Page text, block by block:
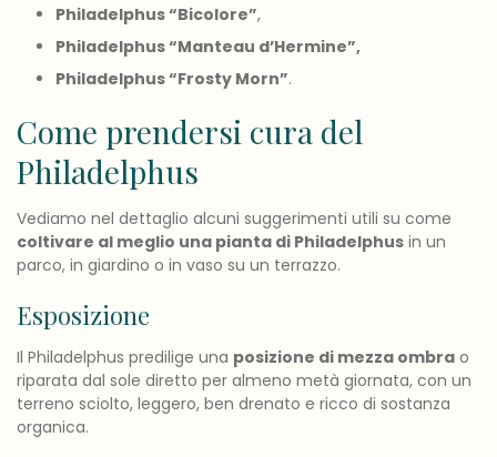
Philadelphus “Bicolore”,
Philadelphus“Manteau d’Hermine”,
Philadelphus“Frosty Morn”.
Come prendersi cura del
Philadelphus
Vediamo nel dettaglio alcuni suggerimenti utili su come
coltivare al meglio una pianta di Philadelphus in un
parco, in giardino o in vaso su un terrazzo.
Esposizione
Il Philadelphus predilige una posizione di mezza ombra o
riparata dal sole diretto per almeno metà giornata, con un
terreno sciolto, leggero, ben drenato e ricco di sostanza
organica.